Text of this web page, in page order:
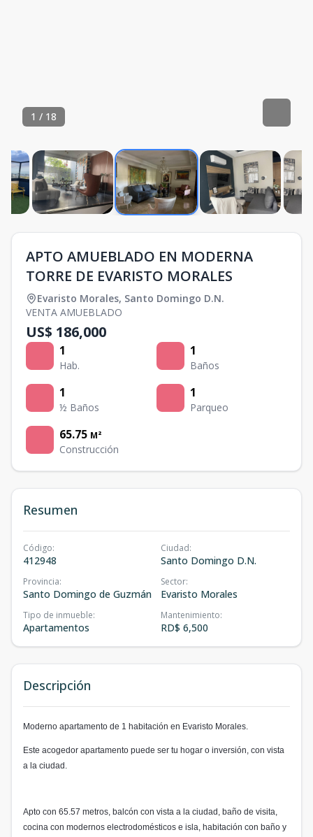
1 / 18
APTO AMUEBLADO EN MODERNA
TORRE DE EVARISTO MORALES
Evaristo Morales, Santo Domingo D.N.
VENTA AMUEBLADO
US$ 186,000
1
Hab.
1
Baños
1
½ Baños
1
Parqueo
65.75 M²
Construcción
Resumen
Código:
412948
Ciudad:
Santo Domingo D.N.
Provincia:
Santo Domingo de Guzmán
Sector:
Evaristo Morales
Tipo de inmueble:
Apartamentos
Mantenimiento:
RD$ 6,500
Descripción
Moderno apartamento de 1 habitación en Evaristo Morales.
Este acogedor apartamento puede ser tu hogar o inversión, con vista
a la ciudad.
Apto con 65.57 metros, balcón con vista a la ciudad, baño de visita,
cocina con modernos electrodomésticos e isla, habitación con baño y